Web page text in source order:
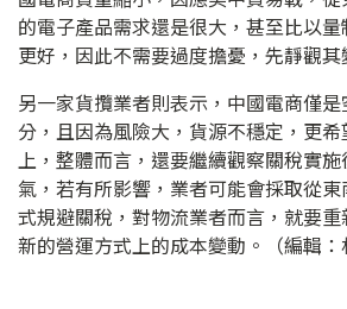
的電子產品需求還是很大，甚至比以
更好，因此不需要過度擔憂，先靜觀其
另一家貨攬業者則表示，中國電商僅
分，且因為風險大，貨源不穩定，更
上，整體而言，還要繼續觀察關稅實
氣，若有所影響，業者可能會採取從
式規避關稅，對物流業者而言，就要
新的營運方式上的成本變動。（編輯